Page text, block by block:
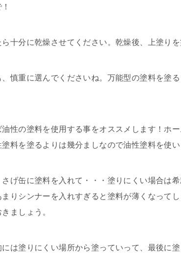
十分に乾燥させてください。乾燥後、上塗りを
慎重に選んでくださいね。万能型の塗料を塗
油性の塗料を使用する事をオススメします！ホ
料を塗るよりは幾分ましなので油性塗料を使い
げ缶に塗料を入れて・・・塗りにくい場合は
りシンナーを入れすぎると塗料が薄くなって
ましょう。
は塗りにくい場所から塗っていって、最後に